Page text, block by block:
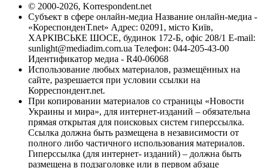
© 2000-2026, Korrespondent.net
Субъект в сфере онлайн-медиа Название онлайн-медиа -
«КореспонденТ.net» Адрес: 02091, місто Київ,
ХАРКІВСЬКЕ ШОСЕ, будинок 172-Б, офіс 208/1 E-mail:
sunlight@mediadim.com.ua Телефон: 044-205-43-00
Идентификатор медиа - R40-06068
Использование любых материалов, размещённых на
сайте, разрешается при условии ссылки на
Корреспондент.net.
При копировании материалов со страницы «Новости
Украины и мира», для интернет-изданий – обязательна
прямая открытая для поисковых систем гиперссылка.
Ссылка должна быть размещена в независимости от
полного либо частичного использования материалов.
Гиперссылка (для интернет- изданий) – должна быть
размещена в подзаголовке или в первом абзаце